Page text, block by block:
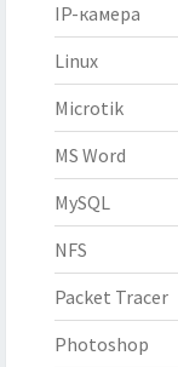
IP-камера
Linux
Microtik
MS Word
MySQL
NFS
Packet Tracer
Photoshop